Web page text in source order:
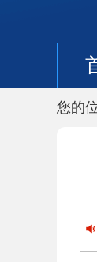
您的